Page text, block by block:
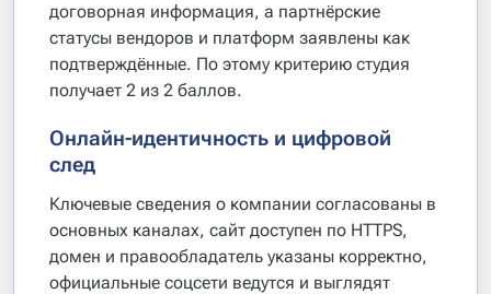
договорная информация, а партнёрские
статусы вендоров и платформ заявлены как
подтверждённые. По этому критерию студия
получает 2 из 2 баллов.
Онлайн-идентичность и цифровой
след
Ключевые сведения о компании согласованы в
основных каналах, сайт доступен по HTTPS,
домен и правообладатель указаны корректно,
официальные соцсети ведутся и выглядят